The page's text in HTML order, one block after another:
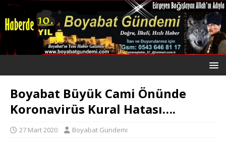
Boyabat Büyük Cami Önünde
Koronavirüs Kural Hatası….
27 Mart 2020 Boyabat Gündemi